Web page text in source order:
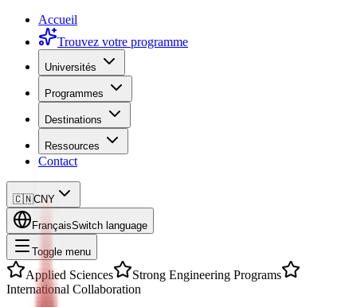
Accueil
Trouvez votre programme
Universités
Programmes
Destinations
Ressources
Contact
🇨🇳CNY
FrançaisSwitch language
Toggle menu
Applied Sciences
Strong Engineering Programs
International Collaboration